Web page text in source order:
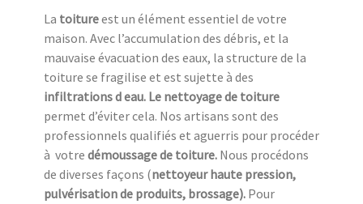
La toitureest un élément essentiel de votre
maison. Avec l’accumulation des débris, et la
mauvaise évacuation des eaux, la structure de la
toiture se fragilise et est sujette à des
infiltrations d eau. Le nettoyage de toiture
permet d’éviter cela. Nos artisans sont des
professionnels qualifiés et aguerris pour procéder
à votre démoussage de toiture. Nous procédons
de diverses façons (nettoyeur haute pression,
pulvérisation de produits, brossage). Pour